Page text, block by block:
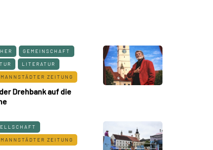
GEMEINSCHAFT
LITERATUR
ZEITUNG
Drehbank auf die
ZEITUNG